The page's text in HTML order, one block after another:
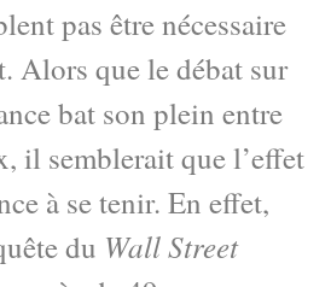
pas être nécessaire
Alors que le débat sur
bat son plein entre
il semblerait que l’effet
à se tenir. En effet,
du Wall Street